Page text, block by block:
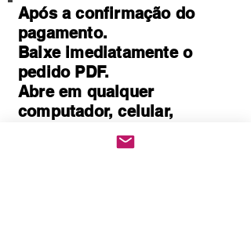
Após a confirmação do
pagamento.
Baixe imediatamente o
pedido PDF.
Abre em qualquer
computador, celular,
notebook e leitores de